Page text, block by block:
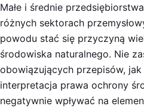
Małe i średnie
różnych sektorach
powodu stać się przyczyną
środowiska naturalnego. Nie
obowiązujących przepisów, jak
interpretacja prawa ochrony
negatywnie wpływać na